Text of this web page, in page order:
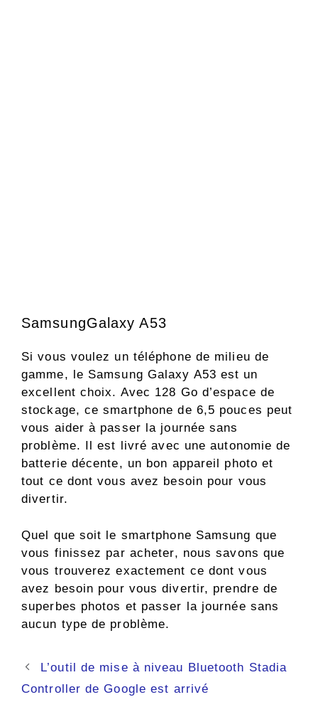
SamsungGalaxy A53
Si vous voulez un téléphone de milieu de
gamme, le Samsung Galaxy A53 est un
excellent choix. Avec 128 Go d’espace de
stockage, ce smartphone de 6,5 pouces peut
vous aider à passer la journée sans
problème. Il est livré avec une autonomie de
batterie décente, un bon appareil photo et
tout ce dont vous avez besoin pour vous
divertir.
Quel que soit le smartphone Samsung que
vous finissez par acheter, nous savons que
vous trouverez exactement ce dont vous
avez besoin pour vous divertir, prendre de
superbes photos et passer la journée sans
aucun type de problème.
Navigation
des
L’outil de mise à niveau Bluetooth Stadia
Controller de Google est arrivé